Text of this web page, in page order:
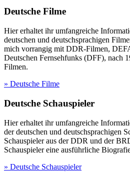
Deutsche Filme
Hier erhaltet ihr umfangreiche
deutschen und deutschsprachigen
mich vorrangig mit DDR-Filmen,
Deutschen Fernsehfunks (DFF), nach
Filmen.
» Deutsche Filme
Deutsche Schauspieler
Hier erhaltet ihr umfangreiche
der deutschen und deutschsprachigen
Schauspieler aus der DDR und der
Schauspieler eine ausführliche
» Deutsche Schauspieler